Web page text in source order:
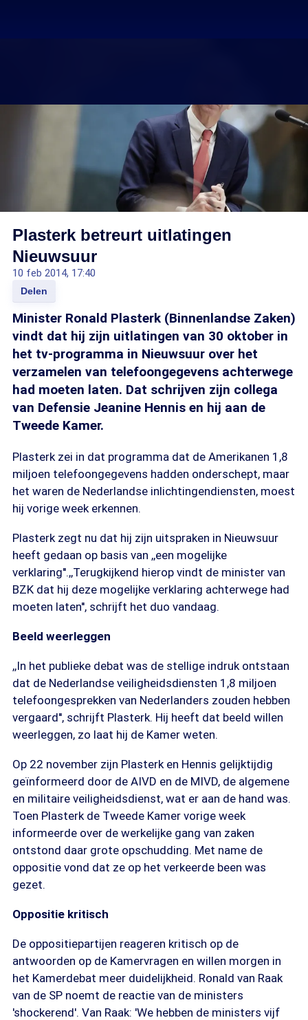
Plasterk betreurt uitlatingen
Nieuwsuur
10 feb 2014, 17:40
Delen
Minister Ronald Plasterk (Binnenlandse Zaken)
vindt dat hij zijn uitlatingen van 30 oktober in
het tv-programma in Nieuwsuur over het
verzamelen van telefoongegevens achterwege
had moeten laten. Dat schrijven zijn collega
van Defensie Jeanine Hennis en hij aan de
Tweede Kamer.
Plasterk zei in dat programma dat de Amerikanen 1,8
miljoen telefoongegevens hadden onderschept, maar
het waren de Nederlandse inlichtingendiensten, moest
hij vorige week erkennen.
Plasterk zegt nu dat hij zijn uitspraken in Nieuwsuur
heeft gedaan op basis van ,,een mogelijke
verklaring''.,,Terugkijkend hierop vindt de minister van
BZK dat hij deze mogelijke verklaring achterwege had
moeten laten'', schrijft het duo vandaag.
Beeld weerleggen
,,In het publieke debat was de stellige indruk ontstaan
dat de Nederlandse veiligheidsdiensten 1,8 miljoen
telefoongesprekken van Nederlanders zouden hebben
vergaard'', schrijft Plasterk. Hij heeft dat beeld willen
weerleggen, zo laat hij de Kamer weten.
Op 22 november zijn Plasterk en Hennis gelijktijdig
geïnformeerd door de AIVD en de MIVD, de algemene
en militaire veiligheidsdienst, wat er aan de hand was.
Toen Plasterk de Tweede Kamer vorige week
informeerde over de werkelijke gang van zaken
ontstond daar grote opschudding. Met name de
oppositie vond dat ze op het verkeerde been was
gezet.
Oppositie kritisch
De oppositiepartijen reageren kritisch op de
antwoorden op de Kamervragen en willen morgen in
het Kamerdebat meer duidelijkheid. Ronald van Raak
van de SP noemt de reactie van de ministers
'shockerend'. Van Raak: 'We hebben de ministers vijf